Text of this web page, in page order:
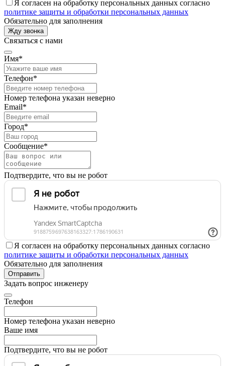
Я согласен на обработку персональных данных согласно
политике защиты и обработки персональных данных
Обязательно для заполнения
Жду звонка
Связаться с нами
Имя*
Телефон*
Номер телефона указан неверно
Email*
Город*
Сообщение*
Подтвердите, что вы не робот
Я согласен на обработку персональных данных согласно
политике защиты и обработки персональных данных
Обязательно для заполнения
Отправить
Задать вопрос инженеру
Телефон
Номер телефона указан неверно
Ваше имя
Подтвердите, что вы не робот